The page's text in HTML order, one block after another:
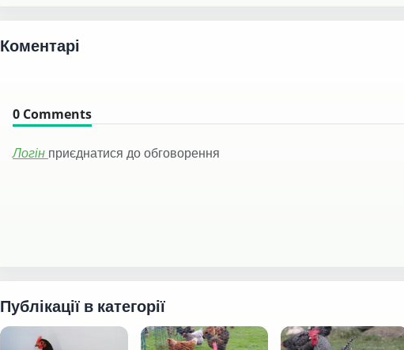
Коментарі
0 Comments
Логін приєднатися до обговорення
Публікації в категорії